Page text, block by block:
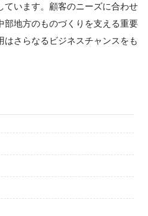
ています。顧客のニーズに合わせ
部地方のものづくりを支える重要
はさらなるビジネスチャンスをも